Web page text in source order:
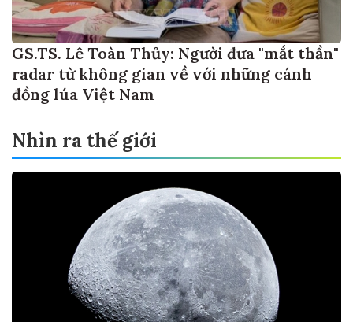
GS.TS. Lê Toàn Thủy: Người đưa "mắt thần"
radar từ không gian về với những cánh
đồng lúa Việt Nam
Nhìn ra thế giới